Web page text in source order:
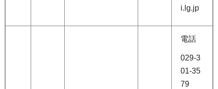
i.lg.jp
電話
029-3
01-35
79